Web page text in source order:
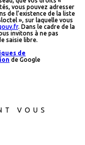
vous pouvez adresser
de l’existence de la liste
», sur laquelle vous
. Dans le cadre de la
invitons à ne pas
saisie libre.
de
de Google
VOUS